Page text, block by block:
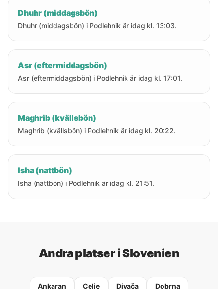
Dhuhr (middagsbön)
Dhuhr (middagsbön) i Podlehnik är idag kl. 13:03.
Asr (eftermiddagsbön)
Asr (eftermiddagsbön) i Podlehnik är idag kl. 17:01.
Maghrib (kvällsbön)
Maghrib (kvällsbön) i Podlehnik är idag kl. 20:22.
Isha (nattbön)
Isha (nattbön) i Podlehnik är idag kl. 21:51.
Andra platser i Slovenien
Ankaran Celje Divača Dobrna